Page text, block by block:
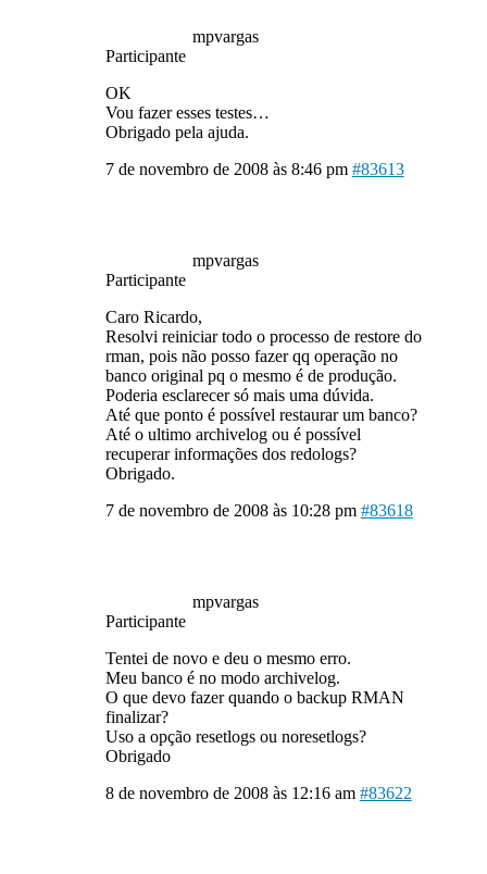
mpvargas
Participante
OK
Vou fazer esses testes…
Obrigado pela ajuda.
7 de novembro de 2008 às 8:46 pm #83613
mpvargas
Participante
Caro Ricardo,
Resolvi reiniciar todo o processo de restore do
rman, pois não posso fazer qq operação no
banco original pq o mesmo é de produção.
Poderia esclarecer só mais uma dúvida.
Até que ponto é possível restaurar um banco?
Até o ultimo archivelog ou é possível
recuperar informações dos redologs?
Obrigado.
7 de novembro de 2008 às 10:28 pm #83618
mpvargas
Participante
Tentei de novo e deu o mesmo erro.
Meu banco é no modo archivelog.
O que devo fazer quando o backup RMAN
finalizar?
Uso a opção resetlogs ou noresetlogs?
Obrigado
8 de novembro de 2008 às 12:16 am #83622